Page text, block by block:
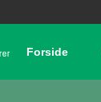
Forside